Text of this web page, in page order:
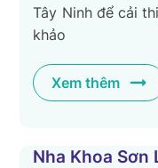
Tây Ninh để cải
khảo
Xem thêm
Nha Khoa Sơn